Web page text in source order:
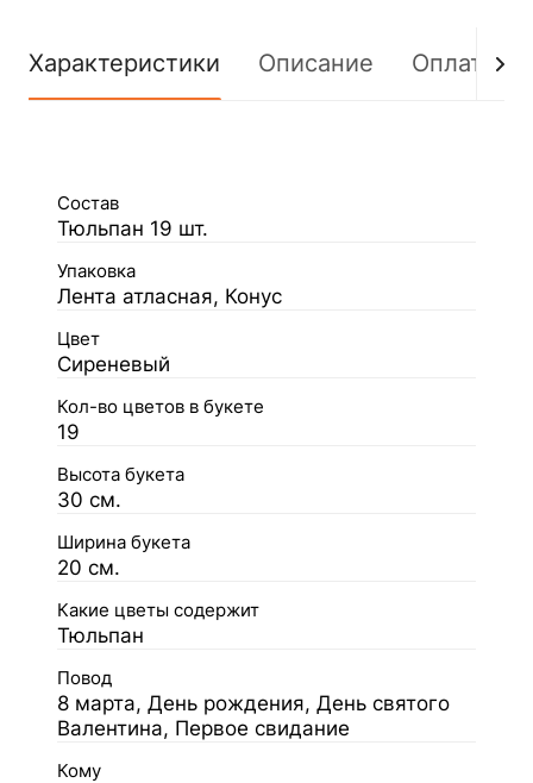
Характеристики Описание Оплата
Состав
Тюльпан 19 шт.
Упаковка
Лента атласная, Конус
Цвет
Сиреневый
Кол-во цветов в букете
19
Высота букета
30 см.
Ширина букета
20 см.
Какие цветы содержит
Тюльпан
Повод
8 марта, День рождения, День святого
Валентина, Первое свидание
Кому